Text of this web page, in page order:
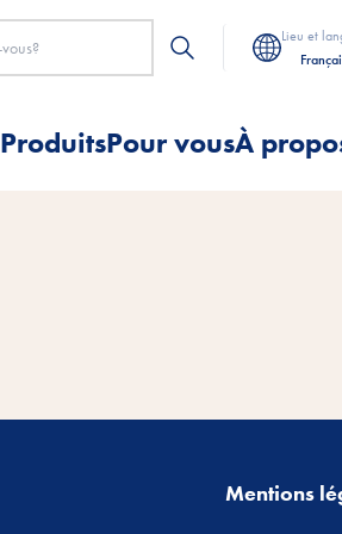
Lieu et
ProduitsPour vousÀ
Mentions